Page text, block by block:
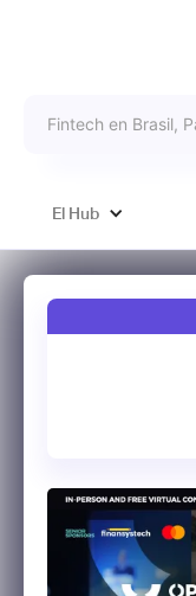
El Hub